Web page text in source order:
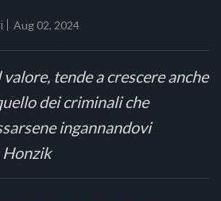
Aug 02, 2024
tende a crescere anche
dei criminali che
ingannandovi
Honzik